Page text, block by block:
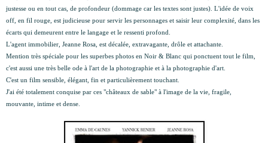
justesse ou en tout cas, de profondeur (dommage car les textes sont justes). L'idée de voix
off, en fil rouge, est judicieuse pour servir les personnages et saisir leur complexité, dans les
écarts qui demeurent entre le langage et le ressenti profond.
L'agent immobilier, Jeanne Rosa, est décalée, extravagante, drôle et attachante.
Mention très spéciale pour les superbes photos en Noir & Blanc qui ponctuent tout le film,
c'est aussi une très belle ode à l'art de la photographie et à la photographie d'art.
C'est un film sensible, élégant, fin et particulièrement touchant.
J'ai été totalement conquise par ces "châteaux de sable" à l'image de la vie, fragile,
mouvante, intime et dense.